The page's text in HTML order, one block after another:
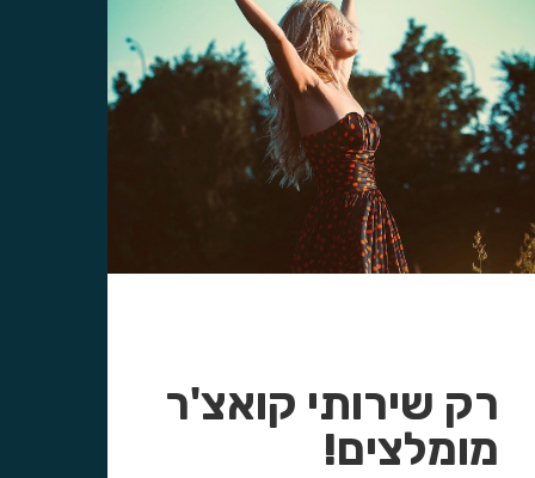
רק שירותי קואצ'ר
מומלצים!